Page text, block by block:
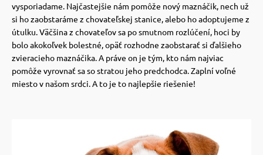
vysporiadame. Najčastejšie nám pomôže nový maznáčik, nech už
si ho zaobstaráme z chovateľskej stanice, alebo ho adoptujeme z
útulku. Väčšina z chovateľov sa po smutnom rozlúčení, hoci by
bolo akokoľvek bolestné, opäť rozhodne zaobstarať si ďalšieho
zvieracieho maznáčika. A práve on je tým, kto nám najviac
pomôže vyrovnať sa so stratou jeho predchodca. Zaplní voľné
miesto v našom srdci. A to je to najlepšie riešenie!